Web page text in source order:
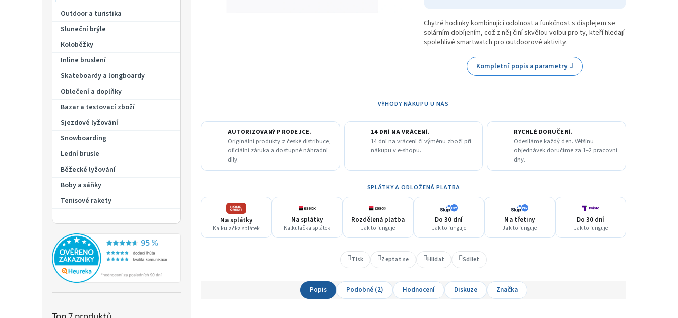
Outdoor a turistika
Sluneční brýle
Koloběžky
Inline bruslení
Skateboardy a longboardy
Oblečení a doplňky
Bazar a testovací zboží
Sjezdové lyžování
Snowboarding
Lední brusle
Běžecké lyžování
Boby a sáňky
Tenisové rakety
Top 7 produktů
Chytré hodinky kombinující odolnost a funkčnost s displejem se
solárním dobíjením, což z něj činí skvělou volbu pro ty, kteří hledají
spolehlivé smartwatch pro outdoorové aktivity.
Kompletní popis a parametry
VÝHODY NÁKUPU U NÁS
AUTORIZOVANÝ PRODEJCE.
Originální produkty z české distribuce,
oficiální záruka a dostupné náhradní
díly.
14 DNÍ NA VRÁCENÍ.
14 dní na vrácení či výměnu zboží při
nákupu v e-shopu.
RYCHLÉ DORUČENÍ.
Odesíláme každý den. Většinu
objednávek doručíme za 1–2 pracovní
dny.
SPLÁTKY A ODLOŽENÁ PLATBA
Na splátky
Kalkulačka splátek
Na splátky
Kalkulačka splátek
Rozdělená platba
Jak to funguje
Do 30 dní
Jak to funguje
Na třetiny
Jak to funguje
Do 30 dní
Jak to funguje
Tisk Zeptat se Hlídat Sdílet
Popis Podobné (2) Hodnocení Diskuze Značka